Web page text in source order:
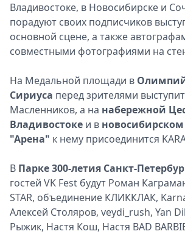
Владивостоке, в Новосибирске и
порадуют своих подписчиков
основной сцене, а также
совместными фотографиями на
На Медальной площади в
Сириуса перед зрителями
Масленников, а на набережной
Владивостоке и в
"Арена" к нему присоединится
В Парке 300-летия Санкт-
гостей VK Fest будут Роман
STAR, объединение КЛИККЛАК,
Алексей Столяров, veydi_rush, Yan
Рыжик, Настя Кош, Настя BAD